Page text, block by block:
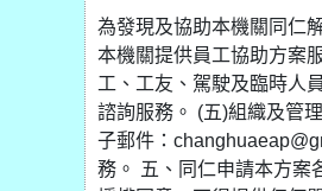
為發現及協助本機關同仁
本機關提供員工協助方案
工、工友、駕駛及臨時人
諮詢服務。 (五)組織及管
子郵件：
務。 五、同仁申請本方案